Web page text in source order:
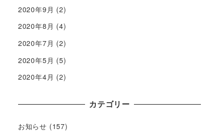
2020年9月 (2)
2020年8月 (4)
2020年7月 (2)
2020年5月 (5)
2020年4月 (2)
カテゴリー
お知らせ (157)